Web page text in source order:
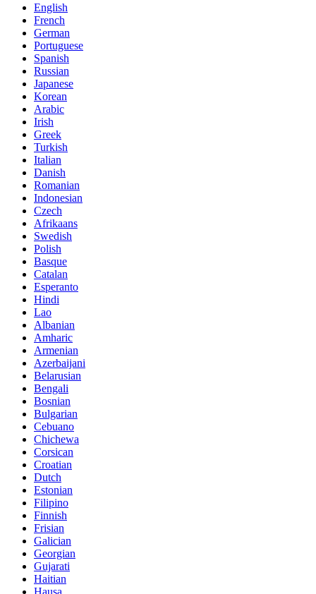
English
French
German
Portuguese
Spanish
Russian
Japanese
Korean
Arabic
Irish
Greek
Turkish
Italian
Danish
Romanian
Indonesian
Czech
Afrikaans
Swedish
Polish
Basque
Catalan
Esperanto
Hindi
Lao
Albanian
Amharic
Armenian
Azerbaijani
Belarusian
Bengali
Bosnian
Bulgarian
Cebuano
Chichewa
Corsican
Croatian
Dutch
Estonian
Filipino
Finnish
Frisian
Galician
Georgian
Gujarati
Haitian
Hausa